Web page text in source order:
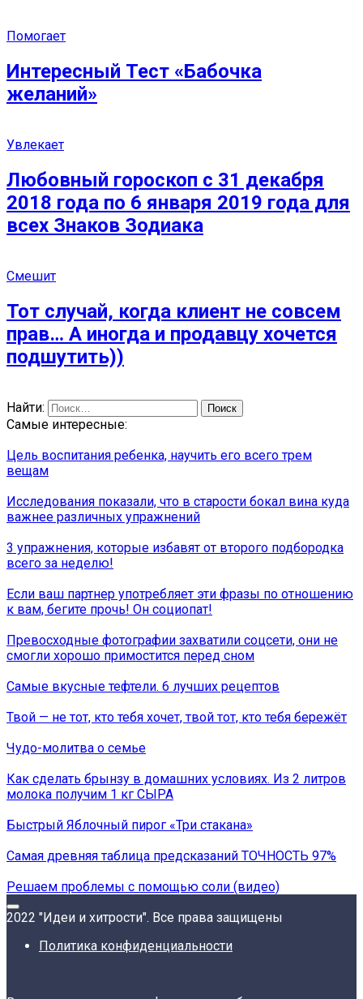
Помогает
Интересный Тест «Бабочка
желаний»
Увлекает
Любовный гороскоп с 31 декабря
2018 года по 6 января 2019 года для
всех Знаков Зодиака
Смешит
Тот случай, когда клиент не совсем
прав… А иногда и продавцу хочется
подшутить))
Найти:
Самые интересные:
Цель воспитания ребенка, научить его всего трем
вещам
Исследования показали, что в старости бокал вина куда
важнее различных упражнений
3 упражнения, которые избавят от второго подбородка
всего за неделю!
Если ваш партнер употребляет эти фразы по отношению
к вам, бегите прочь! Он социопат!
Превосходные фотографии захватили соцсети, они не
смогли хорошо примостится перед сном
Самые вкусные тефтели. 6 лучших рецептов
Твой — не тот, кто тебя хочет, твой тот, кто тебя бережёт
Чудо-молитва о семье
Как сделать брынзу в домашних условиях. Из 2 литров
молока получим 1 кг СЫРА
Быстрый Яблочный пирог «Три стакана»
Самая древняя таблица предсказаний ТОЧНОСТЬ 97%
Решаем проблемы с помощью соли (видео)
2022 "Идеи и хитрости". Все права защищены
Политика конфиденциальности